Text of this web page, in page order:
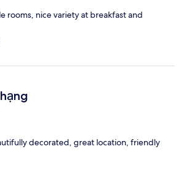
rooms, nice variety at breakfast and
decorated, great location, friendly